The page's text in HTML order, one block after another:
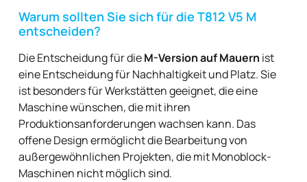
Warum sollten Sie sich für die T812 V5 M
entscheiden?
Die Entscheidung für dieM-Version auf Mauern ist
eine Entscheidung für Nachhaltigkeit und Platz. Sie
ist besonders für Werkstätten geeignet, die eine
Maschine wünschen, die mit ihren
Produktionsanforderungen wachsen kann. Das
offene Design ermöglicht die Bearbeitung von
außergewöhnlichen Projekten, die mit Monoblock-
Maschinen nicht möglich sind.